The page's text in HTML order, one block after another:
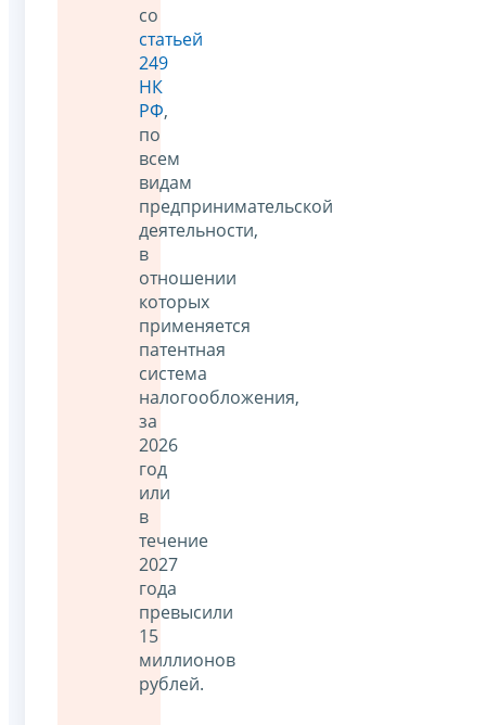
со
статьей
249
НК
РФ,
по
всем
видам
предпринимательской
деятельности,
в
отношении
которых
применяется
патентная
система
налогообложения,
за
2026
год
или
в
течение
2027
года
превысили
15
миллионов
рублей.